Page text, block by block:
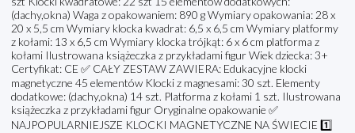
(dachy,okna) Waga z opakowaniem: 890 g Wymiary opakowania: 28 x
20 x 5,5 cm Wymiary klocka kwadrat: 6,5 x 6,5 cm Wymiary platformy
z kołami: 13 x 6,5 cm Wymiary klocka trójkąt: 6 x 6 cm platforma z
kołami Ilustrowana książeczka z przykładami figur Wiek dziecka: 3+
Certyfikat: CE ✅ CAŁY ZESTAW ZAWIERA: Edukacyjne klocki
magnetyczne 45 elementów Klocki z magnesami: 30 szt. Elementy
dodatkowe: (dachy,okna) 14 szt. Platforma z kołami 1 szt. Ilustrowana
książeczka z przykładami figur Oryginalne opakowanie ✅
NAJPOPULARNIEJSZE KLOCKI MAGNETYCZNE NA ŚWIECIE 1️⃣